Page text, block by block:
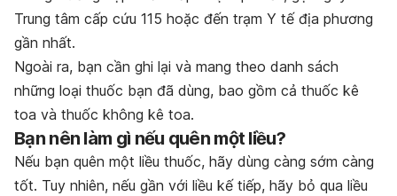
Trung tâm cấp cứu 115 hoặc đến trạm Y tế địa phương
gần nhất.
Ngoài ra, bạn cần ghi lại và mang theo danh sách
những loại thuốc bạn đã dùng, bao gồm cả thuốc kê
toa và thuốc không kê toa.
Bạn nên làm gì nếu quên một liều?
Nếu bạn quên một liều thuốc, hãy dùng càng sớm càng
tốt. Tuy nhiên, nếu gần với liều kế tiếp, hãy bỏ qua liều